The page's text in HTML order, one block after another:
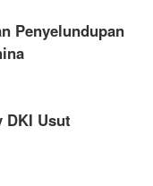
Penyelundupan
DKI Usut